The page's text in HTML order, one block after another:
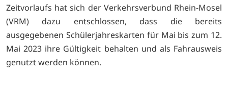
Zeitvorlaufs hat sich der Verkehrsverbund Rhein-Mosel
(VRM) dazu entschlossen, dass die bereits
ausgegebenen Schülerjahreskarten für Mai bis zum 12.
Mai 2023 ihre Gültigkeit behalten und als Fahrausweis
genutzt werden können.